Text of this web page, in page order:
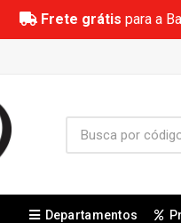
Frete grátis para a
Departamentos